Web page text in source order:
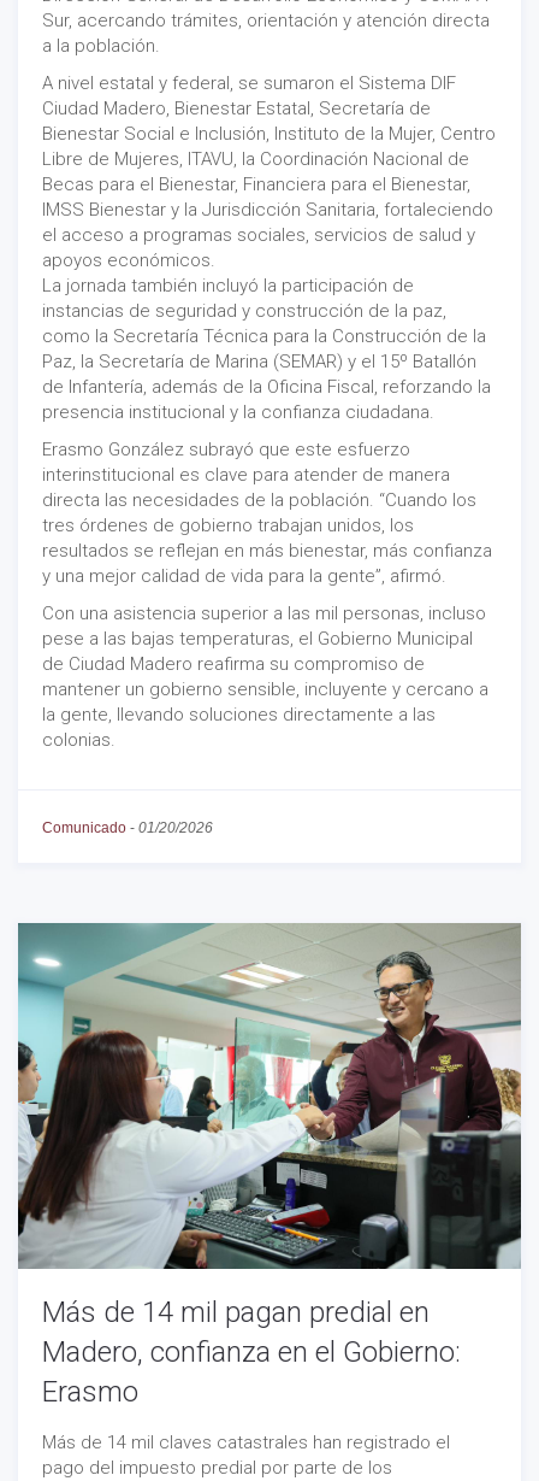
Sur, acercando trámites, orientación y atención directa
a la población.
A nivel estatal y federal, se sumaron el Sistema DIF
Ciudad Madero, Bienestar Estatal, Secretaría de
Bienestar Social e Inclusión, Instituto de la Mujer, Centro
Libre de Mujeres, ITAVU, la Coordinación Nacional de
Becas para el Bienestar, Financiera para el Bienestar,
IMSS Bienestar y la Jurisdicción Sanitaria, fortaleciendo
el acceso a programas sociales, servicios de salud y
apoyos económicos.
La jornada también incluyó la participación de
instancias de seguridad y construcción de la paz,
como la Secretaría Técnica para la Construcción de la
Paz, la Secretaría de Marina (SEMAR) y el 15º Batallón
de Infantería, además de la Oficina Fiscal, reforzando la
presencia institucional y la confianza ciudadana.
Erasmo González subrayó que este esfuerzo
interinstitucional es clave para atender de manera
directa las necesidades de la población. “Cuando los
tres órdenes de gobierno trabajan unidos, los
resultados se reflejan en más bienestar, más confianza
y una mejor calidad de vida para la gente”, afirmó.
Con una asistencia superior a las mil personas, incluso
pese a las bajas temperaturas, el Gobierno Municipal
de Ciudad Madero reafirma su compromiso de
mantener un gobierno sensible, incluyente y cercano a
la gente, llevando soluciones directamente a las
colonias.
Comunicado - 01/20/2026
Más de 14 mil pagan predial en
Madero, confianza en el Gobierno:
Erasmo
Más de 14 mil claves catastrales han registrado el
pago del impuesto predial por parte de los